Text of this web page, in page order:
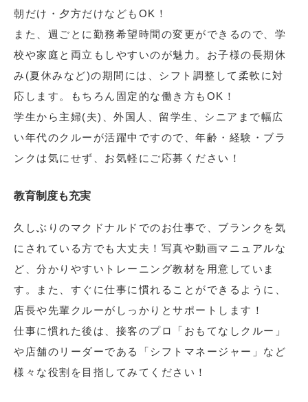
朝だけ・夕方だけなどもOK！
また、週ごとに勤務希望時間の変更ができるので、学
校や家庭と両立もしやすいのが魅力。お子様の長期休
み(夏休みなど)の期間には、シフト調整して柔軟に対
応します。もちろん固定的な働き方もOK！
学生から主婦(夫)、外国人、留学生、シニアまで幅広
い年代のクルーが活躍中ですので、年齢・経験・ブラ
ンクは気にせず、お気軽にご応募ください！
教育制度も充実
久しぶりのマクドナルドでのお仕事で、ブランクを気
にされている方でも大丈夫！写真や動画マニュアルな
ど、分かりやすいトレーニング教材を用意していま
す。また、すぐに仕事に慣れることができるように、
店長や先輩クルーがしっかりとサポートします！
仕事に慣れた後は、接客のプロ「おもてなしクルー」
や店舗のリーダーである「シフトマネージャー」など
様々な役割を目指してみてください！